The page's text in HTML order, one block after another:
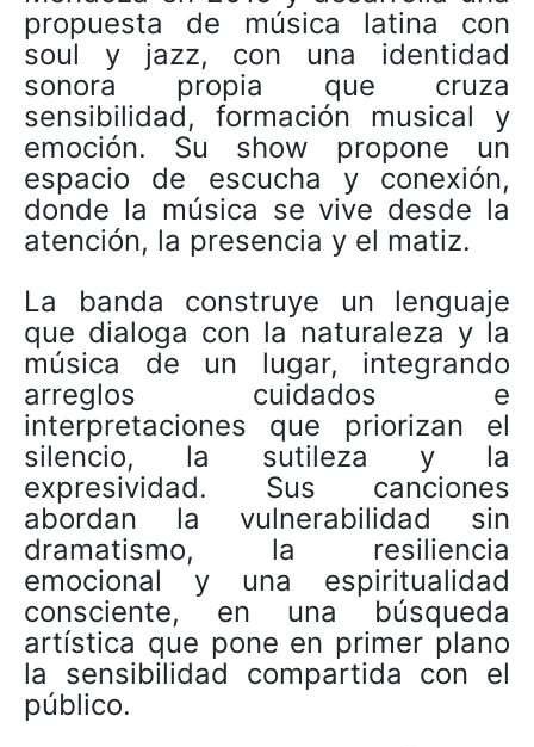
propuesta de música latina con
soul y jazz, con una identidad
sonora propia que cruza
sensibilidad, formación musical y
emoción. Su show propone un
espacio de escucha y conexión,
donde la música se vive desde la
atención, la presencia y el matiz.
La banda construye un lenguaje
que dialoga con la naturaleza y la
música de un lugar, integrando
arreglos cuidados e
interpretaciones que priorizan el
silencio, la sutileza y la
expresividad. Sus canciones
abordan la vulnerabilidad sin
dramatismo, la resiliencia
emocional y una espiritualidad
consciente, en una búsqueda
artística que pone en primer plano
la sensibilidad compartida con el
público.